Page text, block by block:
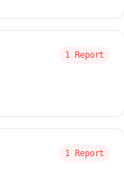
1 Report
1 Report